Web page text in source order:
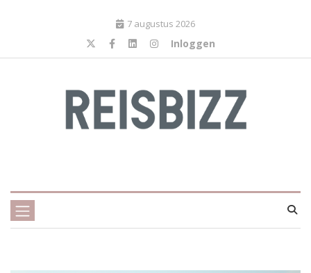
7 augustus 2026
Inloggen